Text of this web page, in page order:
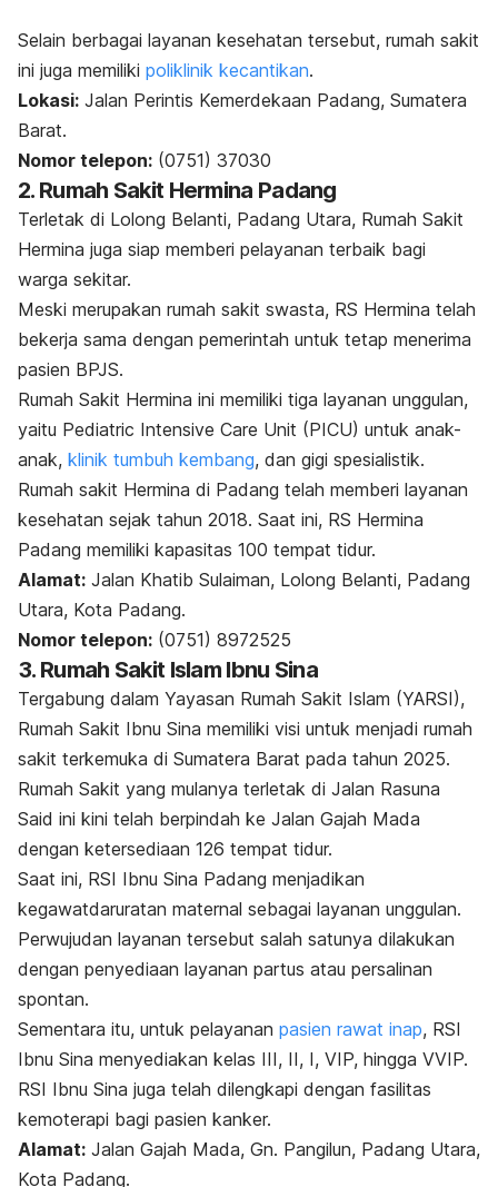
Selain berbagai layanan kesehatan tersebut, rumah sakit
ini juga memiliki poliklinik kecantikan.
Lokasi: Jalan Perintis Kemerdekaan Padang, Sumatera
Barat.
Nomor telepon: (0751) 37030
2. Rumah Sakit Hermina Padang
Terletak di Lolong Belanti, Padang Utara, Rumah Sakit
Hermina juga siap memberi pelayanan terbaik bagi
warga sekitar.
Meski merupakan rumah sakit swasta, RS Hermina telah
bekerja sama dengan pemerintah untuk tetap menerima
pasien BPJS.
Rumah Sakit Hermina ini memiliki tiga layanan unggulan,
yaitu Pediatric Intensive Care Unit (PICU) untuk anak-
anak, klinik tumbuh kembang, dan gigi spesialistik.
Rumah sakit Hermina di Padang telah memberi layanan
kesehatan sejak tahun 2018. Saat ini, RS Hermina
Padang memiliki kapasitas 100 tempat tidur.
Alamat: Jalan Khatib Sulaiman, Lolong Belanti, Padang
Utara, Kota Padang.
Nomor telepon: (0751) 8972525
3. Rumah Sakit Islam Ibnu Sina
Tergabung dalam Yayasan Rumah Sakit Islam (YARSI),
Rumah Sakit Ibnu Sina memiliki visi untuk menjadi rumah
sakit terkemuka di Sumatera Barat pada tahun 2025.
Rumah Sakit yang mulanya terletak di Jalan Rasuna
Said ini kini telah berpindah ke Jalan Gajah Mada
dengan ketersediaan 126 tempat tidur.
Saat ini, RSI Ibnu Sina Padang menjadikan
kegawatdaruratan maternal sebagai layanan unggulan.
Perwujudan layanan tersebut salah satunya dilakukan
dengan penyediaan layanan partus atau persalinan
spontan.
Sementara itu, untuk pelayanan pasien rawat inap, RSI
Ibnu Sina menyediakan kelas III, II, I, VIP, hingga VVIP.
RSI Ibnu Sina juga telah dilengkapi dengan fasilitas
kemoterapi bagi pasien kanker.
Alamat: Jalan Gajah Mada, Gn. Pangilun, Padang Utara,
Kota Padang.